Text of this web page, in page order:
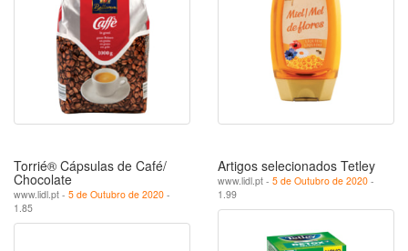
Torrié® Cápsulas de Café/
Chocolate
www.lidl.pt - 5 de Outubro de 2020 -
1.85
Artigos selecionados Tetley
www.lidl.pt - 5 de Outubro de 2020 -
1.99